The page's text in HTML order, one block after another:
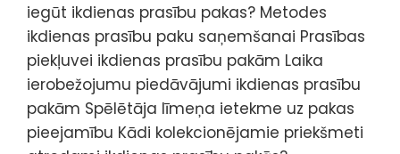
iegūt ikdienas prasību pakas? Metodes
ikdienas prasību paku saņemšanai Prasības
piekļuvei ikdienas prasību pakām Laika
ierobežojumu piedāvājumi ikdienas prasību
pakām Spēlētāja līmeņa ietekme uz pakas
pieejamību Kādi kolekcionējamie priekšmeti